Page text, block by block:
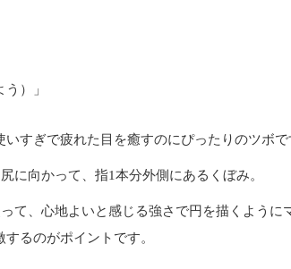
）」
すぎで疲れた目を癒すのにぴったりのツボで
に向かって、指1本分外側にあるくぼみ。
て、心地よいと感じる強さで円を描くように
るのがポイントです。